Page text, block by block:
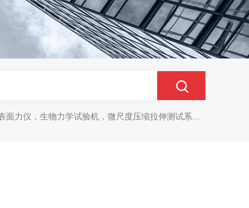
微尺度压缩拉伸测试系统，生物材料双轴力学测试系统，细胞拉伸仪，原子力探针，细胞流体剪切，细胞压缩，牵引力玻片